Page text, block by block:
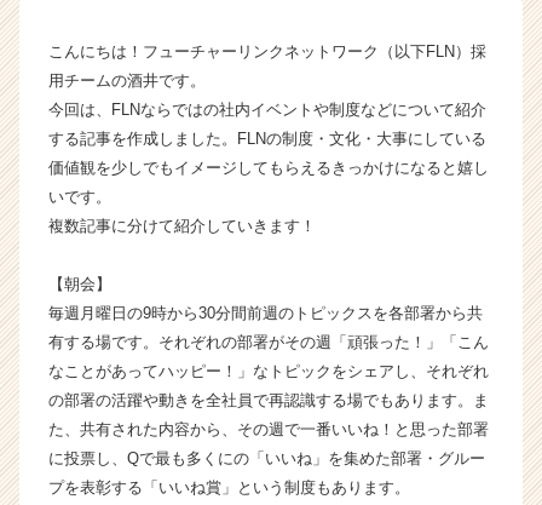
し
す！
【株
式
社
フ
チ
ャ
ー
リ
ク
ネ
ッ
こんにちは！フューチャーリンクネットワーク（以下FLN）採
用チームの酒井です。
今回は、FLNならではの社内イベントや制度などについて紹介
する記事を作成しました。FLNの制度・文化・大事にしている
価値観を少しでもイメージしてもらえるきっかけになると嬉し
いです。
複数記事に分けて紹介していきます！
【朝会】
毎週月曜日の9時から30分間前週のトピックスを各部署から共
有する場です。それぞれの部署がその週「頑張った！」「こん
なことがあってハッピー！」なトピックをシェアし、それぞれ
の部署の活躍や動きを全社員で再認識する場でもあります。ま
た、共有された内容から、その週で一番いいね！と思った部署
に投票し、Qで最も多くにの「いいね」を集めた部署・グルー
プを表彰する「いいね賞」という制度もあります。